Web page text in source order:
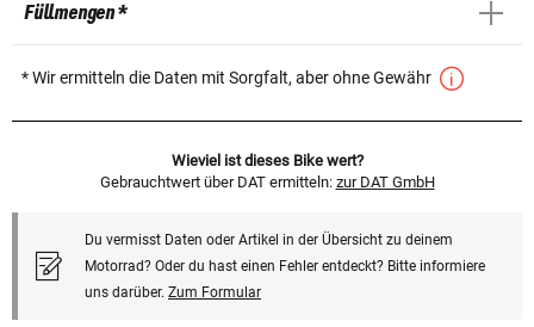
Füllmengen *
* Wir ermitteln die Daten mit Sorgfalt, aber ohne Gewähr
Wieviel ist dieses Bike wert?
Gebrauchtwert über DAT ermitteln: zur DAT GmbH
Du vermisst Daten oder Artikel in der Übersicht zu deinem
Motorrad? Oder du hast einen Fehler entdeckt? Bitte informiere
uns darüber. Zum Formular